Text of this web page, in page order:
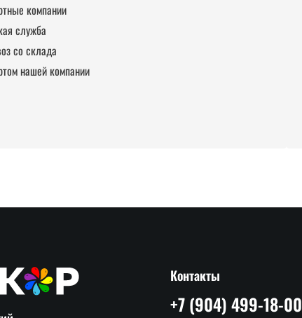
компании
служба
со склада
нашей компании
Контакты
+7 (904) 499-18-00